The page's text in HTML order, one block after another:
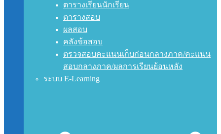
ตารางเรียนนักเรียน
ตารางสอบ
ผลสอบ
คลังข้อสอบ
ตรวจสอบคะแนนเก็บก่อนกลางภาค/คะแนน
สอบกลางภาค/ผลการเรียนย้อนหลัง
ระบบ E-Learning